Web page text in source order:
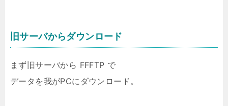
旧サーバからダウンロード
まず旧サーバから FFFTP で
データを我がPCにダウンロード。